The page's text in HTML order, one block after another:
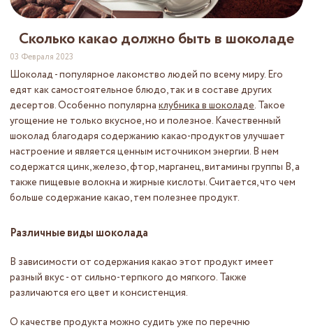
Сколько какао должно быть в шоколаде
03 Февраля 2023
Шоколад - популярное лакомство людей по всему миру. Его
едят как самостоятельное блюдо, так и в составе других
десертов. Особенно популярна клубника в шоколаде. Такое
угощение не только вкусное, но и полезное. Качественный
шоколад благодаря содержанию какао-продуктов улучшает
настроение и является ценным источником энергии. В нем
содержатся цинк, железо, фтор, марганец, витамины группы В, а
также пищевые волокна и жирные кислоты. Считается, что чем
больше содержание какао, тем полезнее продукт.
Различные виды шоколада
В зависимости от содержания какао этот продукт имеет
разный вкус - от сильно-терпкого до мягкого. Также
различаются его цвет и консистенция.
О качестве продукта можно судить уже по перечню